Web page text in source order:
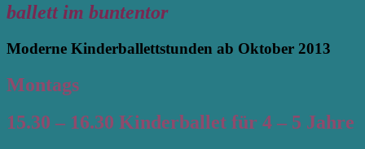
ballett im buntentor
Moderne Kinderballettstunden ab Oktober 2013
Montags
15.30 – 16.30 Kinderballet für 4 – 5 Jahre